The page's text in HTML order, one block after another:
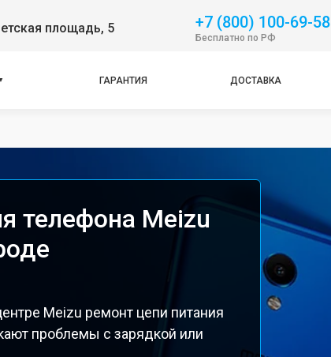
площадь, 5 +7 (800) 100-69-58
Бесплатно по РФ
ГАРАНТИЯ ДОСТАВКА
телефона Meizu
Meizu ремонт цепи питания
проблемы с зарядкой или